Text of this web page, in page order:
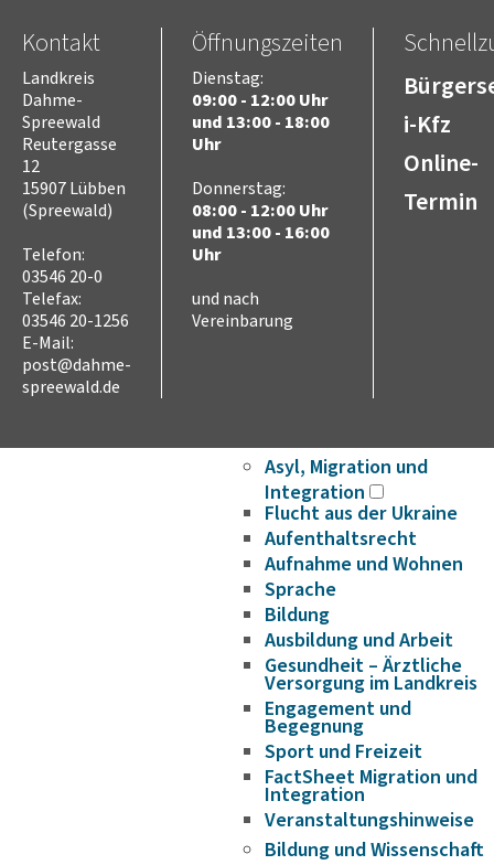
Niederschriften
Videoaufzeichnungen
Kreistag
Themen
Kinder
SchülerInnen
Jugend
Bauen und Infrastruktur
Digitalisierung
Asyl, Migration und
Integration
Flucht aus der Ukraine
Aufenthaltsrecht
Aufnahme und Wohnen
Sprache
Bildung
Ausbildung und Arbeit
Gesundheit – Ärztliche
Versorgung im Landkreis
Engagement und
Begegnung
Sport und Freizeit
FactSheet Migration und
Integration
Veranstaltungshinweise
Bildung und Wissenschaft
Kontakt
Landkreis
Dahme-
Spreewald
Reutergasse
12
15907 Lübben
(Spreewald)
Telefon:
03546 20-0
Telefax:
03546 20-1256
E-Mail:
post@dahme-
spreewald.de
Öffnungszeiten
Dienstag:
09:00 - 12:00 Uhr
und 13:00 - 18:00
Uhr
Donnerstag:
08:00 - 12:00 Uhr
und 13:00 - 16:00
Uhr
und nach
Vereinbarung
i-Kfz
Online-
Termin